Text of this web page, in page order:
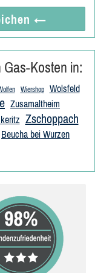
←
Kosten in:
Wiershop Wolsfeld
Zusamaltheim
Zschoppach
Beucha bei Wurzen